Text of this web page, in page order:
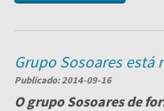
Grupo Sosoares está
Publicado:2014-09-16
O grupo Sosoares de